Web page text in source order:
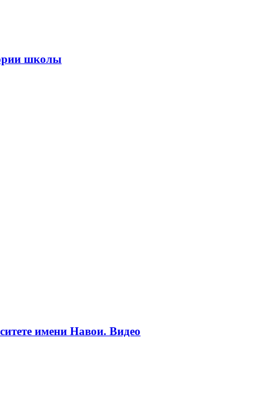
школы
имени Навои. Видео